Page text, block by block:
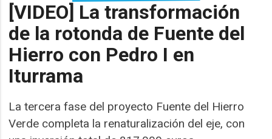
[VIDEO] La transformación
de la rotonda de Fuente del
Hierro con Pedro I en
Iturrama
La tercera fase del proyecto Fuente del Hierro
Verde completa la renaturalización del eje, con